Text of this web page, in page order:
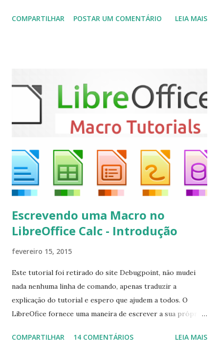
(personal video recorder). A versão final do Kodi 19.5
sudo apt-get install kodi Use o comando a seguir para
instalar codecs de áudio e outros complementos,
executando: $ sudo apt-get install --install-suggests
kodi Para remover, execute: $ sudo apt-get remove
COMPARTILHAR POSTAR UM COMENTÁRIO LEIA MAIS
Escrevendo uma Macro no
LibreOffice Calc - Introdução
fevereiro 15, 2015
Este tutorial foi retirado do site Debugpoint, não mudei
nada nenhuma linha de comando, apenas traduzir a
explicação do tutorial e espero que ajudem a todos. O
LibreOfice fornece uma maneira de escrever a sua própria
aplicativo de escritório. Você pode usar Python ou Basic
COMPARTILHAR 14 COMENTÁRIOS LEIA MAIS